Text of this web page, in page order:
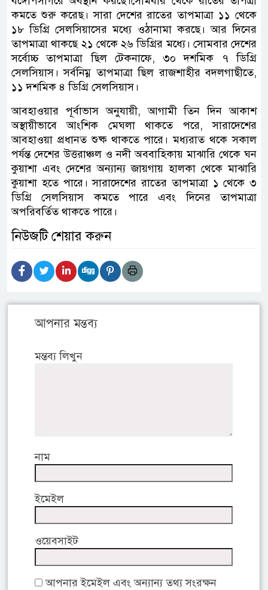
কমতে শুরু করেছ। সারা দেশের রাতের তাপমাত্রা ১১ থেকে
১৮ ডিগ্রি সেলসিয়াসের মধ্যে ওঠানামা করছে। আর দিনের
তাপমাত্রা থাকছে ২১ থেকে ২৬ ডিগ্রির মধ্যে। সোমবার দেশের
সর্বোচ্চ তাপমাত্রা ছিল টেকনাফে, ৩০ দশমিক ৭ ডিগ্রি
সেলসিয়াস। সর্বনিম্ন তাপমাত্রা ছিল রাজশাহীর বদলগাছীতে,
১১ দশমিক ৪ ডিগ্রি সেলসিয়াস।
আবহাওয়ার পূর্বাভাস অনুযায়ী, আগামী তিন দিন আকাশ
অস্থায়ীভাবে আংশিক মেঘলা থাকতে পরে, সারাদেশের
আবহাওয়া প্রধানত শুষ্ক থাকতে পারে। মধ্যরাত থকে সকাল
পর্যন্ত দেশের উত্তরাঞ্চল ও নদী অববাহিকায় মাঝারি থেকে ঘন
কুয়াশা এবং দেশের অন্যান্য জায়গায় হালকা থেকে মাঝারি
কুয়াশা হতে পারে। সারাদেশের রাতের তাপমাত্রা ১ থেকে ৩
ডিগ্রি সেলসিয়াস কমতে পারে এবং দিনের তাপমাত্রা
অপরিবর্তিত থাকতে পারে।
নিউজটি শেয়ার করুন
আপনার মন্তব্য
মন্তব্য লিখুন
নাম
ইমেইল
ওয়েবসাইট
আপনার ইমেইল এবং অন্যান্য তথ্য সংরক্ষন